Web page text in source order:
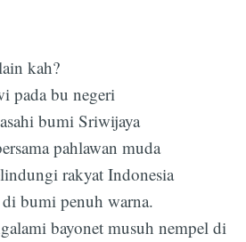
kah?
pada bu negeri
bumi Sriwijaya
pahlawan muda
rakyat Indonesia
bumi penuh warna.
bayonet musuh nempel di